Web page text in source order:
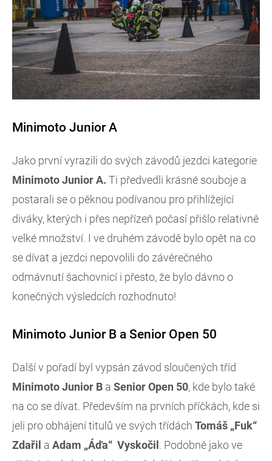
Minimoto Junior A
Jako první vyrazili do svých závodů jezdci kategorie
Minimoto Junior A. Ti předvedli krásné souboje a
postarali se o pěknou podívanou pro přihlížející
diváky, kterých i přes nepřízeň počasí přišlo relativně
velké množství. I ve druhém závodě bylo opět na co
se dívat a jezdci nepovolili do závěrečného
odmávnutí šachovnicí i přesto, že bylo dávno o
konečných výsledcích rozhodnuto!
Minimoto Junior B a Senior Open 50
Další v pořadí byl vypsán závod sloučených tříd
Minimoto Junior B a Senior Open 50, kde bylo také
na co se dívat. Především na prvních příčkách, kde si
jeli pro obhájení titulů ve svých třídách Tomáš „Fuk“
Zdařil a Adam „Áďa“ Vyskočil . Podobně jako ve